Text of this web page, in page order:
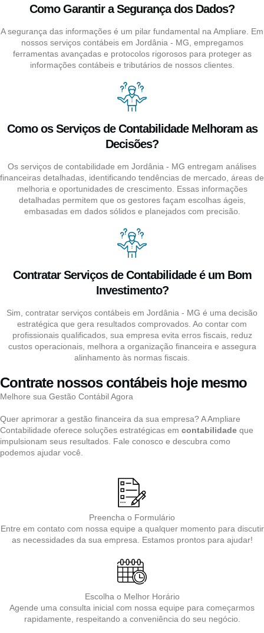
Como Garantir a Segurança dos Dados?
A segurança das informações é um pilar fundamental na Ampliare. Em
nossos serviços contábeis em Jordânia - MG, empregamos
ferramentas avançadas e protocolos rigorosos para proteger as
informações contábeis e tributários de nossos clientes.
Como os Serviços de Contabilidade Melhoram as
Decisões?
Os serviços de contabilidade em Jordânia - MG entregam análises
financeiras detalhadas, identificando tendências de mercado, áreas de
melhoria e oportunidades de crescimento. Essas informações
detalhadas permitem que os gestores façam escolhas ágeis,
embasadas em dados sólidos e planejados com precisão.
Contratar Serviços de Contabilidade é um Bom
Investimento?
Sim, contratar serviços contábeis em Jordânia - MG é uma decisão
estratégica que gera resultados comprovados. Ao contar com
profissionais qualificados, sua empresa evita erros fiscais, reduz
custos operacionais, melhora a organização financeira e assegura
alinhamento às normas fiscais.
Contrate nossos contábeis hoje mesmo
Melhore sua Gestão Contábil Agora
Quer aprimorar a gestão financeira da sua empresa? A Ampliare
Contabilidade oferece soluções estratégicas em contabilidade que
impulsionam seus resultados. Fale conosco e descubra como
podemos ajudar você.
Preencha o Formulário
Entre em contato com nossa equipe a qualquer momento para discutir
as necessidades da sua empresa. Estamos prontos para ajudar!
Escolha o Melhor Horário
Agende uma consulta inicial com nossa equipe para começarmos
rapidamente, respeitando a conveniência do seu negócio.